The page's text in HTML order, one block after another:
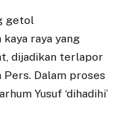
getol
raya yang
dijadikan terlapor
Dalam proses
Yusuf ‘dihadihi’